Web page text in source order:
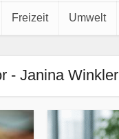
Freizeit Umwelt
- Janina Winkler